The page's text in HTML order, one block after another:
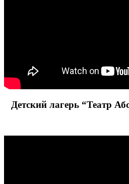
Детский лагерь “Театр